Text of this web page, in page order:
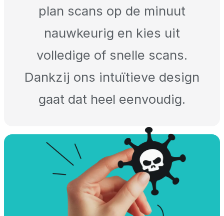
plan scans op de minuut
nauwkeurig en kies uit
volledige of snelle scans.
Dankzij ons intuïtieve design
gaat dat heel eenvoudig.